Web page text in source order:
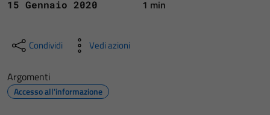
15 Gennaio 2020 1 min
Condividi Vedi azioni
Argomenti
Accesso all'informazione